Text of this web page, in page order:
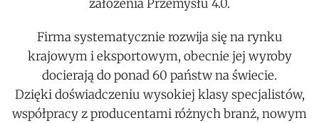
założenia Przemysłu 4.0.
Firma systematycznie rozwija się na rynku
krajowym i eksportowym, obecnie jej wyroby
docierają do ponad 60 państw na świecie.
Dzięki doświadczeniu wysokiej klasy specjalistów,
współpracy z producentami różnych branż, nowym